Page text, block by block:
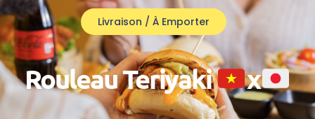
Livraison / À Emporter
Rouleau Teriyaki x